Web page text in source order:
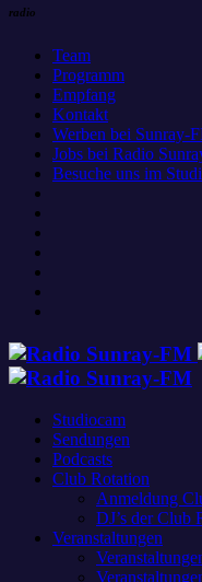
radio
Team
Programm
Empfang
Kontakt
Werben bei Sunray-
Jobs bei Radio
Besuche uns im
Studiocam
Sendungen
Podcasts
Club Rotation
Anmeldung
DJ’s der Club
Veranstaltungen